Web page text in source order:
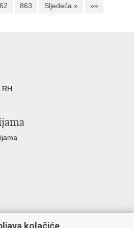
863 Sljedeća » »»
kolačiće